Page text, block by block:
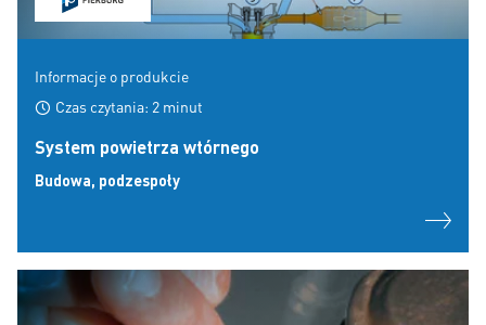
Informacje o produkcie
Czas czytania: 2 minut
System powietrza wtórnego
Budowa, podzespoły